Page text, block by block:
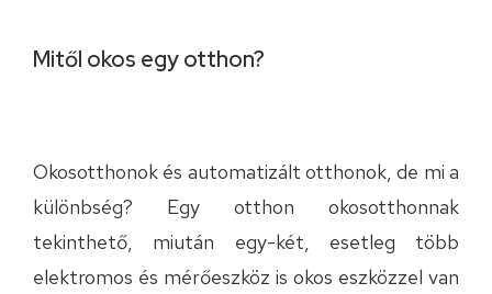
Mitől okos egy otthon?
Okosotthonok és automatizált otthonok, de mi a
különbség? Egy otthon okosotthonnak
tekinthető, miután egy-két, esetleg több
elektromos és mérőeszköz is okos eszközzel van